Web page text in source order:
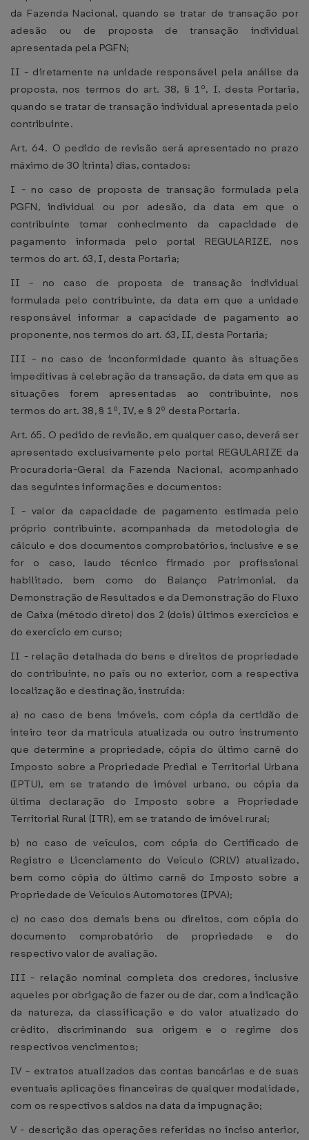
da Fazenda Nacional, quando se tratar de transação por
adesão ou de proposta de transação individual
apresentada pela PGFN;
II - diretamente na unidade responsável pela análise da
proposta, nos termos do art. 38, § 1º, I, desta Portaria,
quando se tratar de transação individual apresentada pelo
contribuinte.
Art. 64. O pedido de revisão será apresentado no prazo
máximo de 30 (trinta) dias, contados:
I - no caso de proposta de transação formulada pela
PGFN, individual ou por adesão, da data em que o
contribuinte tomar conhecimento da capacidade de
pagamento informada pelo portal REGULARIZE, nos
termos do art. 63, I, desta Portaria;
II - no caso de proposta de transação individual
formulada pelo contribuinte, da data em que a unidade
responsável informar a capacidade de pagamento ao
proponente, nos termos do art. 63, II, desta Portaria;
III - no caso de inconformidade quanto às situações
impeditivas à celebração da transação, da data em que as
situações forem apresentadas ao contribuinte, nos
termos do art. 38, § 1º, IV, e § 2º desta Portaria.
Art. 65. O pedido de revisão, em qualquer caso, deverá ser
apresentado exclusivamente pelo portal REGULARIZE da
Procuradoria-Geral da Fazenda Nacional, acompanhado
das seguintes informações e documentos:
I - valor da capacidade de pagamento estimada pelo
próprio contribuinte, acompanhada da metodologia de
cálculo e dos documentos comprobatórios, inclusive e se
for o caso, laudo técnico firmado por profissional
habilitado, bem como do Balanço Patrimonial, da
Demonstração de Resultados e da Demonstração do Fluxo
de Caixa (método direto) dos 2 (dois) últimos exercícios e
do exercício em curso;
II - relação detalhada do bens e direitos de propriedade
do contribuinte, no país ou no exterior, com a respectiva
localização e destinação, instruída:
a) no caso de bens imóveis, com cópia da certidão de
inteiro teor da matrícula atualizada ou outro instrumento
que determine a propriedade, cópia do último carnê do
Imposto sobre a Propriedade Predial e Territorial Urbana
(IPTU), em se tratando de imóvel urbano, ou cópia da
última declaração do Imposto sobre a Propriedade
Territorial Rural (ITR), em se tratando de imóvel rural;
b) no caso de veículos, com cópia do Certificado de
Registro e Licenciamento do Veículo (CRLV) atualizado,
bem como cópia do último carnê do Imposto sobre a
Propriedade de Veículos Automotores (IPVA);
c) no caso dos demais bens ou direitos, com cópia do
documento comprobatório de propriedade e do
respectivo valor de avaliação.
III - relação nominal completa dos credores, inclusive
aqueles por obrigação de fazer ou de dar, com a indicação
da natureza, da classificação e do valor atualizado do
crédito, discriminando sua origem e o regime dos
respectivos vencimentos;
IV - extratos atualizados das contas bancárias e de suas
eventuais aplicações financeiras de qualquer modalidade,
com os respectivos saldos na data da impugnação;
V - descrição das operações referidas no inciso anterior,